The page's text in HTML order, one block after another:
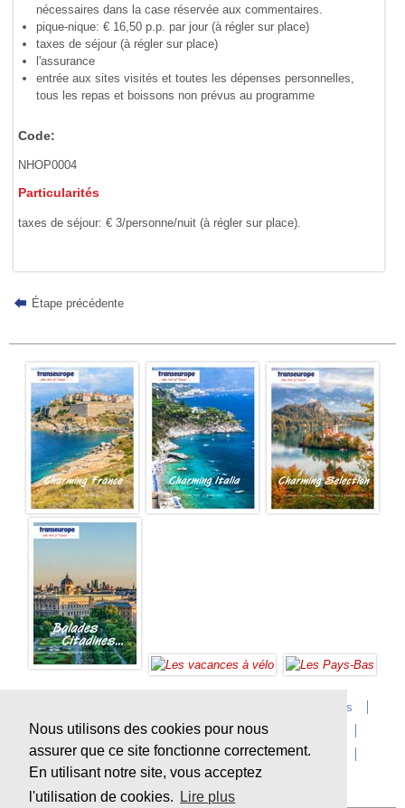
Nous utilisons des cookies pour nous
assurer que ce site fonctionne correctement.
En utilisant notre site, vous acceptez
l'utilisation de cookies.
Lire plus
nécessaires dans la case réservée aux commentaires.
pique-nique: € 16,50 p.p. par jour (à régler sur place)
taxes de séjour (à régler sur place)
l'assurance
entrée aux sites visités et toutes les dépenses personnelles,
tous les repas et boissons non prévus au programme
Code:
NHOP0004
Particularités
taxes de séjour: € 3/personne/nuit (à régler sur place).
Étape précédente
Postes vacants
Contact
Questions? Agences
Conditions de voyage
Assurances
privacy
Durabilité